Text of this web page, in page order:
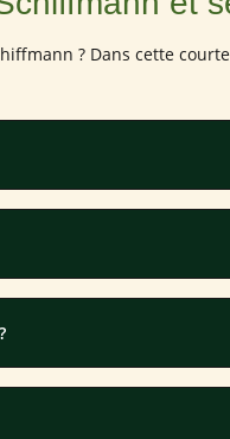
? Dans cette